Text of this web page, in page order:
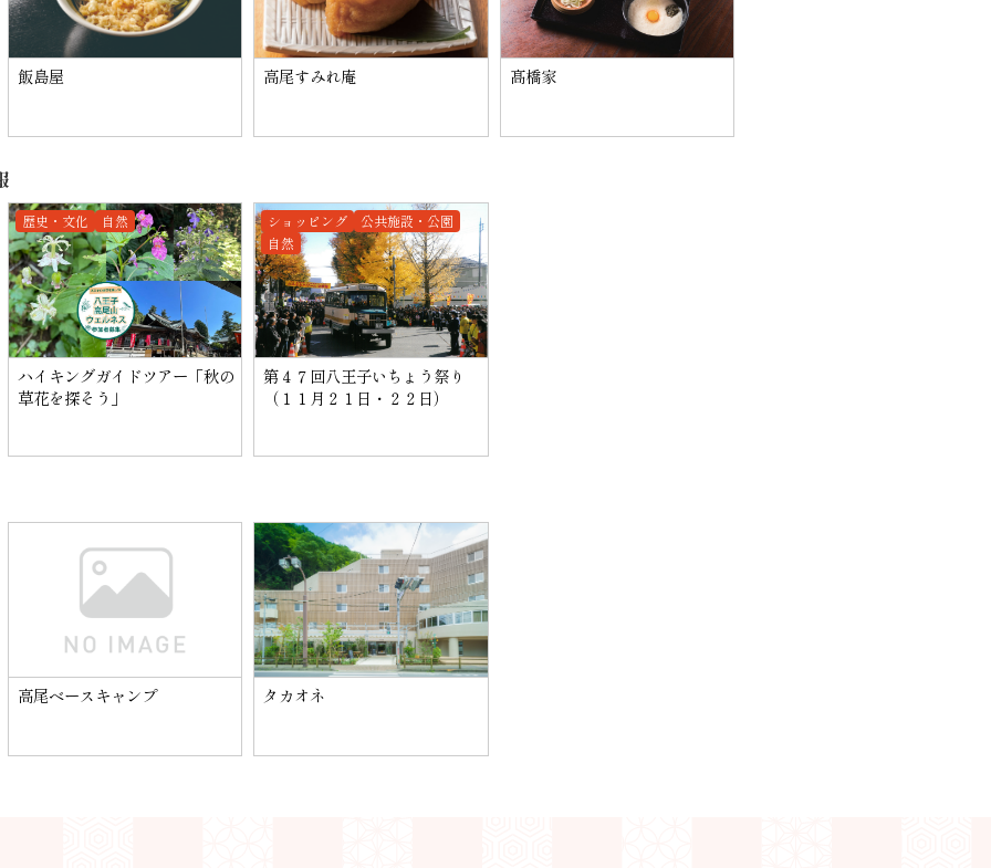
飯島屋 高尾すみれ庵 髙橋家
歴史・文化 自然
ハイキングガイドツアー「秋の
草花を探そう」
ショッピング
公共施設・公園
自然
第４７回八王子いちょう祭り
（１１月２１日・２２日）
高尾ベースキャンプ タカオネ